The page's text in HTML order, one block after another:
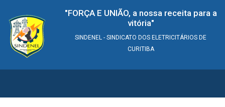
"FORÇA E UNIÃO, a nossa receita para a
vitória"
SINDENEL - SINDICATO DOS ELETRICITÁRIOS DE
CURITIBA